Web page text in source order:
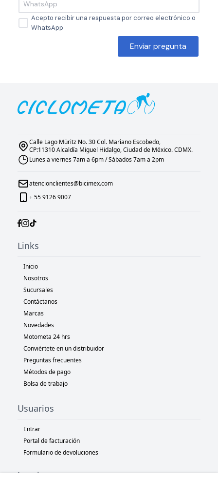
Acepto recibir una respuesta por correo electrónico o
WhatsApp
Enviar pregunta
Calle Lago Müritz No. 30 Col. Mariano Escobedo,
CP:11310 Alcaldía Miguel Hidalgo, Ciudad de México. CDMX.
Lunes a viernes 7am a 6pm / Sábados 7am a 2pm
atencionclientes@bicimex.com
+ 55 9126 9007
Links
Inicio
Nosotros
Sucursales
Contáctanos
Marcas
Novedades
Motometa 24 hrs
Conviértete en un distribuidor
Preguntas frecuentes
Métodos de pago
Bolsa de trabajo
Usuarios
Entrar
Portal de facturación
Formulario de devoluciones
Legal